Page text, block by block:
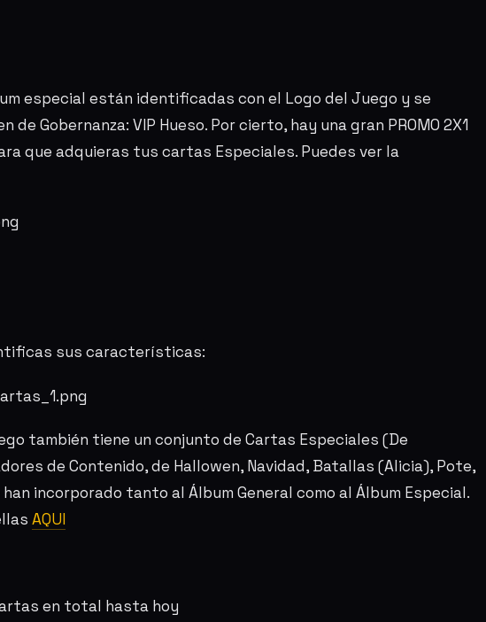
especial están identificadas con el Logo del Juego y se
de Gobernanza: VIP Hueso. Por cierto, hay una gran PROMO 2X1
que adquieras tus cartas Especiales. Puedes ver la
sus características:
también tiene un conjunto de Cartas Especiales (De
de Contenido, de Hallowen, Navidad, Batallas (Alicia), Pote,
incorporado tanto al Álbum General como al Álbum Especial.
AQUI
en total hasta hoy